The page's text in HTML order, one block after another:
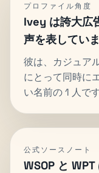
プロファイル角度
Ivey は誇大広
声を表してい
彼は、カジュア
にとって同時に
い名前の 1 人です
公式ソースノート
WSOP と